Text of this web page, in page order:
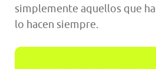
simplemente aquellos que
lo hacen siempre.